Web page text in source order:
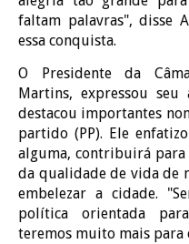
faltam palavras", disse
essa conquista.
O Presidente da
Martins, expressou seu
destacou importantes
partido (PP). Ele
alguma, contribuirá
da qualidade de vida de
embelezar a cidade.
política orientada
teremos muito mais para